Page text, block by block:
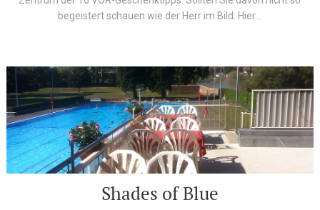
begeistert schauen wie der Herr im Bild: Hier...
Shades of Blue